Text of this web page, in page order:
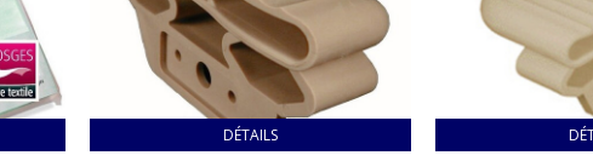
DÉTAILS